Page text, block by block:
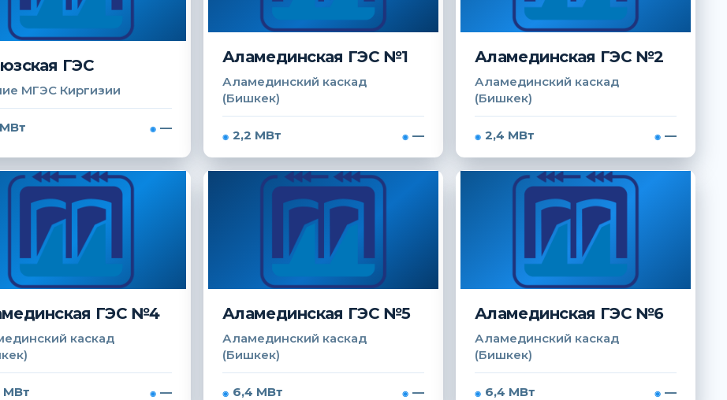
ГЭС
МГЭС Киргизии
МВт —
Аламединская ГЭС №1
Аламединский каскад
(Бишкек)
2,2 МВт —
Аламединская ГЭС №2
Аламединский каскад
(Бишкек)
2,4 МВт —
ГЭС №4
каскад
МВт —
Аламединская ГЭС №5
Аламединский каскад
(Бишкек)
6,4 МВт —
Аламединская ГЭС №6
Аламединский каскад
(Бишкек)
6,4 МВт —